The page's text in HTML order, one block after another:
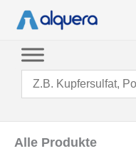
Inhalt
Alle Produkte